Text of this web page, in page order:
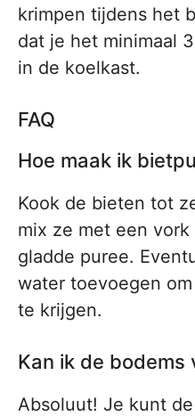
krimpen tijdens het
dat je het minimaal
in de koelkast.
FAQ
Hoe maak ik
Kook de bieten tot
mix ze met een
gladde puree.
water toevoegen
te krijgen.
Kan ik de bodems
Absoluut! Je kunt